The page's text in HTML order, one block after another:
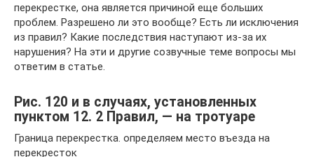
перекрестке, она является причиной еще больших
проблем. Разрешено ли это вообще? Есть ли исключения
из правил? Какие последствия наступают из-за их
нарушения? На эти и другие созвучные теме вопросы мы
ответим в статье.
Рис. 120 и в случаях, установленных
пунктом 12. 2 Правил, — на тротуаре
Граница перекрестка. определяем место въезда на
перекресток